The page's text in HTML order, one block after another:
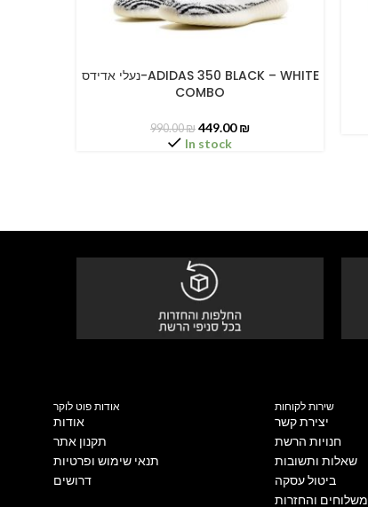
SELECT OPTIONS
נעלי אדידס-ADIDAS 350 BLACK – WHITE
COMBO
990.00₪ 449.00₪
In stock
אודות פוט לוקר
אודות
תקנון אתר
תנאי שימוש ופרטיות
דרושים
שירות לקוחות
יצירת קשר
חנויות הרשת
שאלות ותשובות
ביטול עסקה
משלוחים והחזרות